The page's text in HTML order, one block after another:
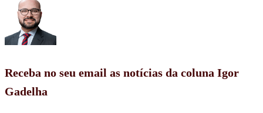
Receba no seu email as notícias da coluna Igor
Gadelha